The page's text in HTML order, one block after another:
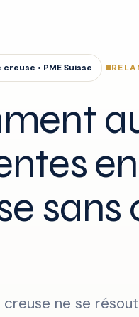
• PME Suisse
sans
ne se